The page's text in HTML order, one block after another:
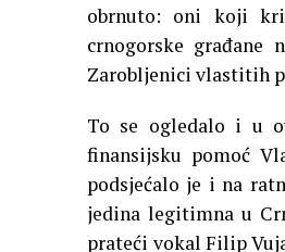
obrnuto: oni koji
crnogorske
Zarobljenici vlastitih
To se ogledalo i u
finansijsku pomoć
podsjećalo je i na
jedina legitimna u
prateći vokal Filip